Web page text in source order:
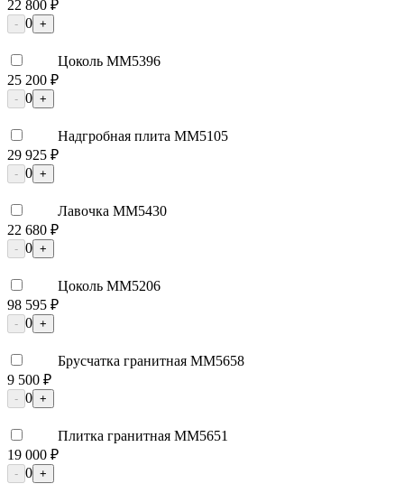
22 800 ₽
- 0 +
Цоколь ММ5396
25 200 ₽
- 0 +
Надгробная плита ММ5105
29 925 ₽
- 0 +
Лавочка ММ5430
22 680 ₽
- 0 +
Цоколь ММ5206
98 595 ₽
- 0 +
Брусчатка гранитная ММ5658
9 500 ₽
- 0 +
Плитка гранитная ММ5651
19 000 ₽
- 0 +